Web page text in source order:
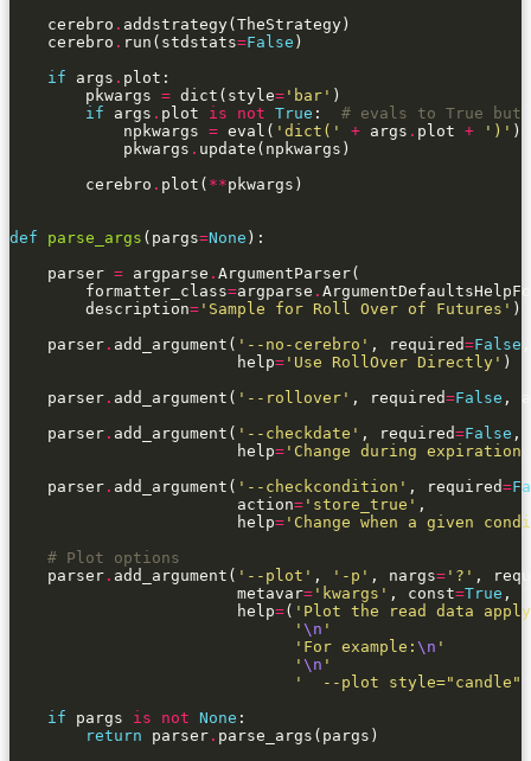
    cerebro
.
    cerebro
. run(stdstats=False
if args .
        pkwargs
= dict(style= 'bar'
if args . plot is not True : # evals to True but
            npkwargs
= eval( 'dict(' + args . plot + ')'
            pkwargs
.
        cerebro
. plot( **
def parse_args (pargs=None
    parser
= argparse .
        formatter_class
=argparse .
        description
= 'Sample for Roll Over of Futures'
    parser
. add_argument( '--no-cerebro' , required=False
                        help
= 'Use RollOver Directly'
    parser
. add_argument( '--rollover' , required=False ,
    parser
. add_argument( '--checkdate' , required=False ,
                        help
= 'Change during expiration
    parser
. add_argument( '--checkcondition' , required=
                        action
= 'store_true'
                        help
= 'Change when a given
# Plot options
    parser
. add_argument( '--plot' , '-p' , nargs= '?' ,
                        metavar
= 'kwargs' , const=True
                        help
=( 'Plot the read data
' \n '
'For example: \n '
' \n '
'  --plot style="candle"
if pargs is not None
return parser .